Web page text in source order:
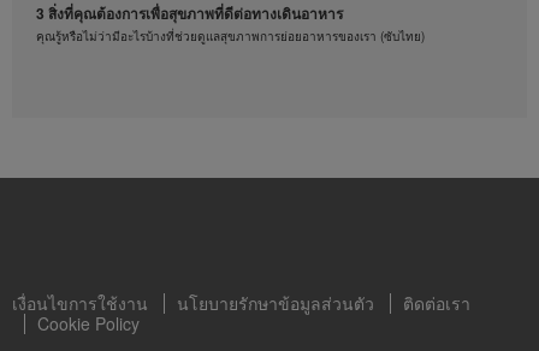
3 วิธีดูแลสุขภาพหัวใจ
3 สิ่งที่คุณต้องการเพื่อสุขภาพที่ดีต่อทางเดินอาหาร
คุณรู้หรือไม่ว่ามีอะไรบ้างที่ช่วยดูแลสุขภาพการย่อยอาหารของเรา (ซับไทย)
เงื่อนไขการใช้งาน นโยบายรักษาข้อมูลส่วนตัว
ติดต่อเรา
Cookie Policy